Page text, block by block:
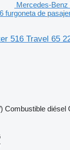
Mercedes-Benz
furgoneta de
516 Travel 65
Combustible diésel